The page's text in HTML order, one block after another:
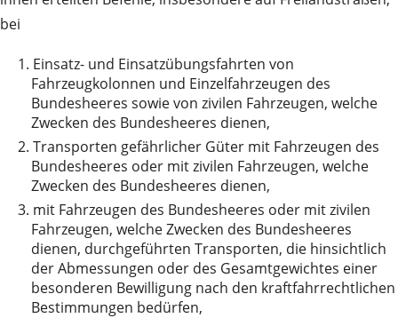
bei
1. Einsatz- und Einsatzübungsfahrten von
Fahrzeugkolonnen und Einzelfahrzeugen des
Bundesheeres sowie von zivilen Fahrzeugen, welche
Zwecken des Bundesheeres dienen,
2. Transporten gefährlicher Güter mit Fahrzeugen des
Bundesheeres oder mit zivilen Fahrzeugen, welche
Zwecken des Bundesheeres dienen,
3. mit Fahrzeugen des Bundesheeres oder mit zivilen
Fahrzeugen, welche Zwecken des Bundesheeres
dienen, durchgeführten Transporten, die hinsichtlich
der Abmessungen oder des Gesamtgewichtes einer
besonderen Bewilligung nach den kraftfahrrechtlichen
Bestimmungen bedürfen,